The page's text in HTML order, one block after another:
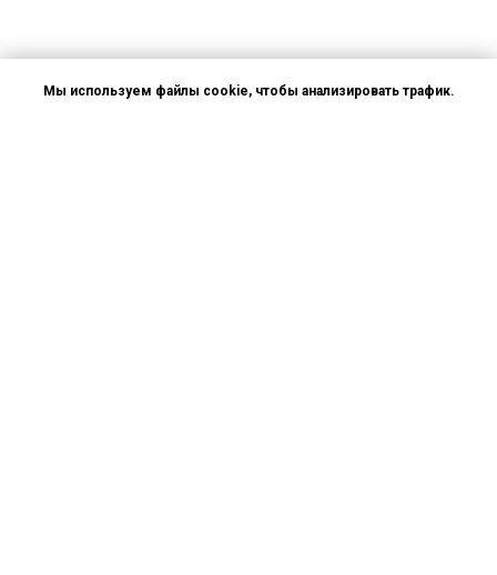
Мы используем файлы cookie, чтобы анализировать трафик.